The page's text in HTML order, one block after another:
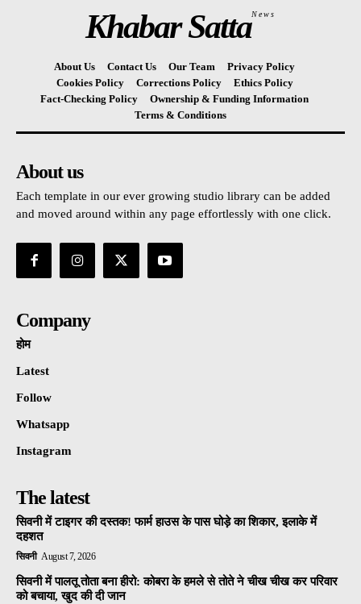
Khabar SattaNews
About Us Contact Us Our Team
Privacy Policy
Cookies Policy
Corrections Policy
Ethics Policy
Fact-Checking Policy
Ownership & Funding Information
Terms & Conditions
About us
Each template in our ever growing studio library can be added
and moved around within any page effortlessly with one click.
Company
होम
Latest
Follow
Whatsapp
Instagram
The latest
सिवनी में टाइगर की दस्तक! फार्म हाउस के पास घोड़े का शिकार, इलाके में
दहशत
सिवनी August 7, 2026
सिवनी में पालतू तोता बना हीरो: कोबरा के हमले से तोते ने चीख चीख कर परिवार
को बचाया, खुद की दी जान